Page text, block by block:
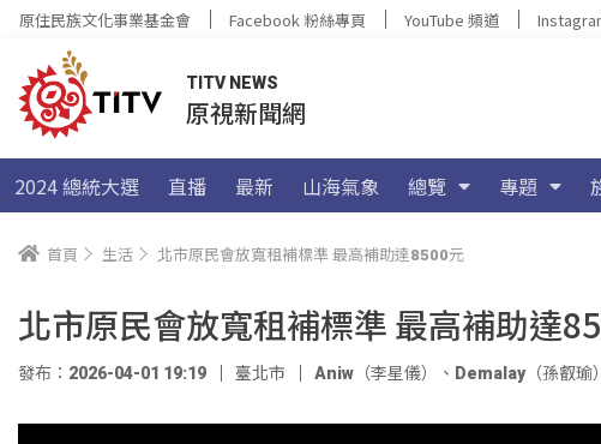
原住民族文化事業基金會 Facebook 粉絲專頁 YouTube 頻道
TITV NEWS
原視新聞網
2024 總統大選 直播 最新 山海氣象 總覽 專題
首頁 生活 北市原民會放寬租補標準 最高補助達8500元
北市原民會放寬租補標準 最高補助達
發布：2026-04-01 19:19 臺北市 Aniw（李星儀） 、 Demalay（孫叡瑜）